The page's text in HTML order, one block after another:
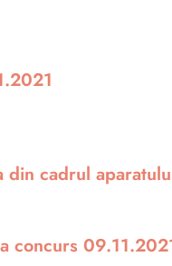
cadrul
concurs